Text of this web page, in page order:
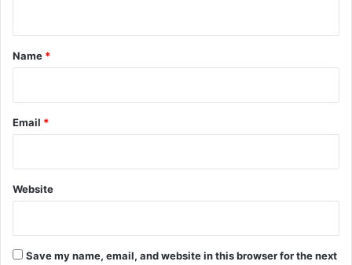
*
Name *
Email *
Website
Save my name, email, and website in this browser for the next